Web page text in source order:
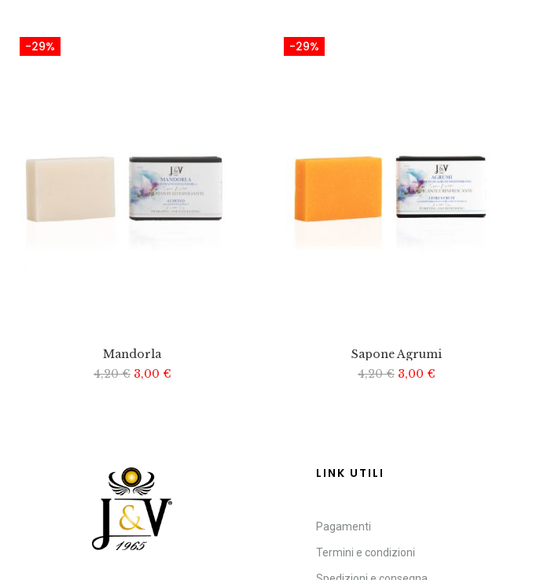
-29%
Mandorla
4,20€ 3,00 €
-29%
Sapone Agrumi
4,20€ 3,00 €
LINK UTILI
Pagamenti
Termini e condizioni